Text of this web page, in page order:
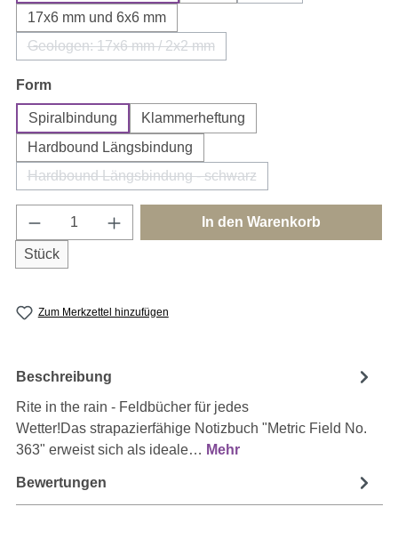
17x6 mm und 6x6 mm
Geologen: 17x6 mm / 2x2 mm
(Diese Option ist zurzeit nicht verfügbar.)
Formauswählen
Spiralbindung
Klammerheftung
Hardbound Längsbindung
Hardbound Längsbindung - schwarz
(Diese Option ist zurzeit nicht verfügbar.)
Produkt Anzahl: Gib den gewünschten
Stück
In den Warenkorb
Zum Merkzettel hinzufügen
Beschreibung
Rite in the rain - Feldbücher für jedes
Wetter!Das strapazierfähige Notizbuch "Metric Field No.
363" erweist sich als ideale… Mehr
Bewertungen